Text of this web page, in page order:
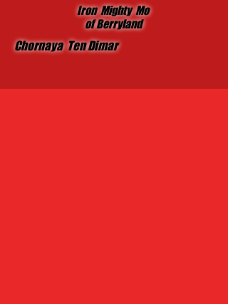
Iron Mighty Mo
of Berryland
Chornaya Ten Dimar